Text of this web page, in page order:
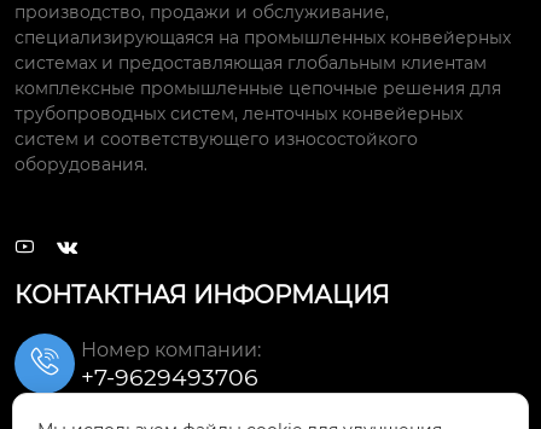
производство, продажи и обслуживание,
специализирующаяся на промышленных конвейерных
системах и предоставляющая глобальным клиентам
комплексные промышленные цепочные решения для
трубопроводных систем, ленточных конвейерных
систем и соответствующего износостойкого
оборудования.
 
КОНТАКТНАЯ ИНФОРМАЦИЯ
 Номер компании:
+7-9629493706